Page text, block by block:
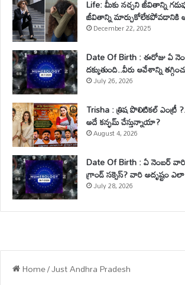
Life: మీకు నచ్చని జీవితాన్ని
జీవితాన్ని మార్చుకోలేకపోవడానికి
December 22, 2025
Date Of Birth : ఈరోజు ఏ
దక్కుతుంది..వీరు ఆవేశాన్ని
July 26, 2026
Trisha : త్రిష పొలిటికల్ ఎంట్రీ
అదే కన్ఫమ్ చేస్తున్నాయా?
August 4, 2026
Date Of Birth : ఏ నెంబర్
గ్రాండ్ సక్సెస్? వారి అదృష్టం
July 28, 2026